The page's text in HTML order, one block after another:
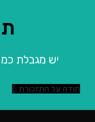
יש מגבלת
תודה על התזכורת :)